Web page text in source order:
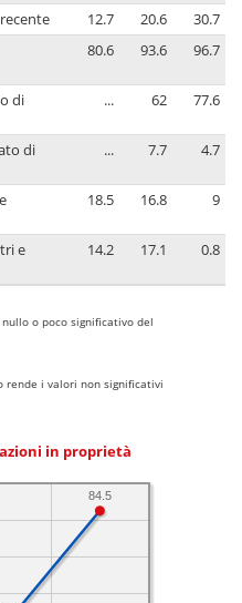
12.7 20.6
30.7
80.6 93.6 96.7
di
... 62 77.6
di
... 7.7 4.7
18.5 16.8 9
e
14.2 17.1 0.8
o poco significativo del
rende i valori non significativi
in proprietà
84.5